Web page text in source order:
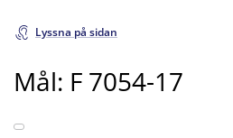
Lyssna på sidan
Mål: F 7054-17